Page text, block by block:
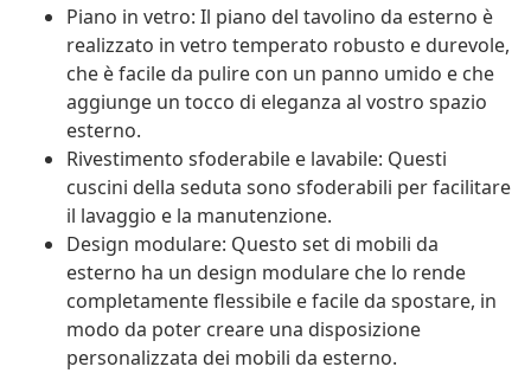
Piano in vetro: Il piano del tavolino da esterno è
realizzato in vetro temperato robusto e durevole,
che è facile da pulire con un panno umido e che
aggiunge un tocco di eleganza al vostro spazio
esterno.
Rivestimento sfoderabile e lavabile: Questi
cuscini della seduta sono sfoderabili per facilitare
il lavaggio e la manutenzione.
Design modulare: Questo set di mobili da
esterno ha un design modulare che lo rende
completamente flessibile e facile da spostare, in
modo da poter creare una disposizione
personalizzata dei mobili da esterno.